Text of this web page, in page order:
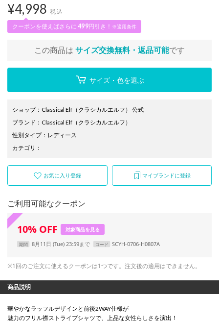
¥4,998 税込
クーポンを使えばさらに 499円引き！ ※適用条件
この商品は サイズ交換無料・返品可能です
サイズ・色を選ぶ
ショップ： Classical Elf（クラシカルエルフ） 公式
ブランド ： Classical Elf （クラシカルエルフ）
性別タイプ： レディース
カテゴリ ：
お気に入り登録 マイブランドに登録
ご利用可能なクーポン
10% OFF 対象商品を見る
期間 8月11日 (Tue) 23:59まで コード SCYH-0706-H0807A
※1回のご注文に使えるクーポンは1つです。注文後の適用はできません。
商品説明
華やかなラッフルデザインと前後2WAY仕様が
魅力のフリル襟ストライプシャツで、上品な女性らしさを演出！